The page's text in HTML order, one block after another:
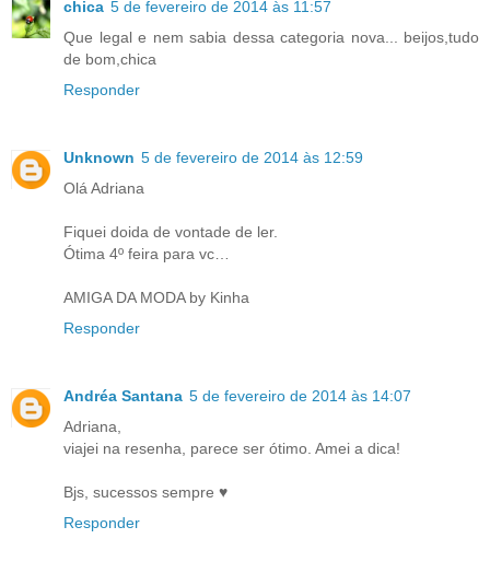
chica 5 de fevereiro de 2014 às 11:57
Que legal e nem sabia dessa categoria nova... beijos,tudo
de bom,chica
Responder
Unknown 5 de fevereiro de 2014 às 12:59
Olá Adriana
Fiquei doida de vontade de ler.
Ótima 4º feira para vc…
AMIGA DA MODA by Kinha
Responder
Andréa Santana 5 de fevereiro de 2014 às 14:07
Adriana,
viajei na resenha, parece ser ótimo. Amei a dica!
Bjs, sucessos sempre ♥
Responder